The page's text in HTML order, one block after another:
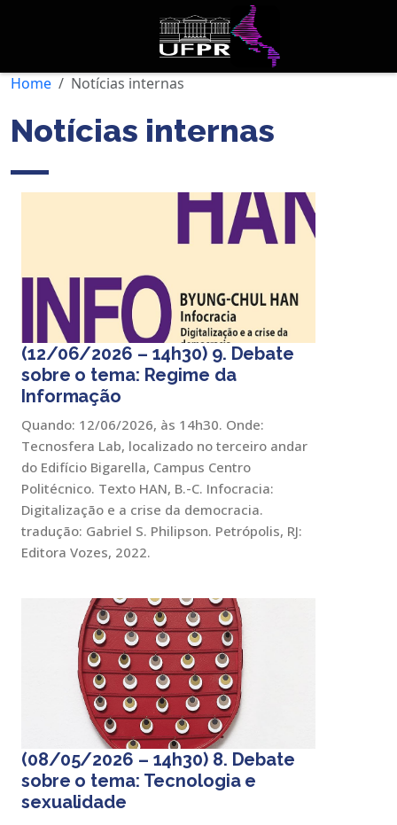
Home Notícias internas
Notícias internas
(12/06/2026 – 14h30) 9. Debate
sobre o tema: Regime da
Informação
Quando: 12/06/2026, às 14h30. Onde:
Tecnosfera Lab, localizado no terceiro andar
do Edifício Bigarella, Campus Centro
Politécnico. Texto HAN, B.-C. Infocracia:
Digitalização e a crise da democracia.
tradução: Gabriel S. Philipson. Petrópolis, RJ:
Editora Vozes, 2022.
(08/05/2026 – 14h30) 8. Debate
sobre o tema: Tecnologia e
sexualidade